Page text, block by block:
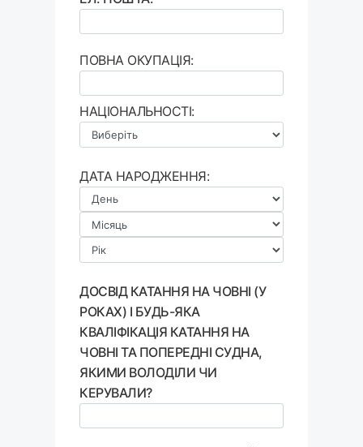
ПОВНА ОКУПАЦІЯ:
НАЦІОНАЛЬНОСТІ:
ДАТА НАРОДЖЕННЯ:
ДОСВІД КАТАННЯ НА ЧОВНІ (У
РОКАХ) І БУДЬ-ЯКА
КВАЛІФІКАЦІЯ КАТАННЯ НА
ЧОВНІ ТА ПОПЕРЕДНІ СУДНА,
ЯКИМИ ВОЛОДІЛИ ЧИ
КЕРУВАЛИ?